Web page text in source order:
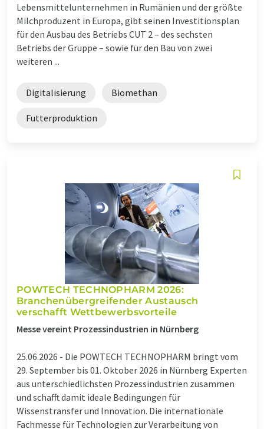
Lebensmittelunternehmen in Rumänien und der größte
Milchproduzent in Europa, gibt seinen Investitionsplan
für den Ausbau des Betriebs CUT 2 – des sechsten
Betriebs der Gruppe – sowie für den Bau von zwei
weiteren ...
Digitalisierung Biomethan
Futterproduktion
POWTECH TECHNOPHARM 2026:
Branchenübergreifender Austausch
verschafft Wettbewerbsvorteile
Messe vereint Prozessindustrien in Nürnberg
25.06.2026 - Die POWTECH TECHNOPHARM bringt vom
29. September bis 01. Oktober 2026 in Nürnberg Experten
aus unterschiedlichsten Prozessindustrien zusammen
und schafft damit ideale Bedingungen für
Wissenstransfer und Innovation. Die internationale
Fachmesse für Technologien zur Verarbeitung von